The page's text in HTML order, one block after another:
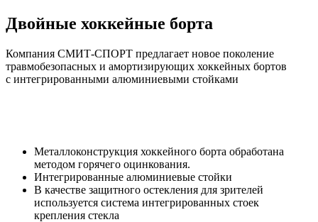
Двойные хоккейные борта
Компания СМИТ-СПОРТ предлагает новое поколение
травмобезопасных и амортизирующих хоккейных бортов
с интегрированными алюминиевыми стойками
Металлоконструкция хоккейного борта обработана
методом горячего оцинкования.
Интегрированные алюминиевые стойки
В качестве защитного остекления для зрителей
используется система интегрированных стоек
крепления стекла